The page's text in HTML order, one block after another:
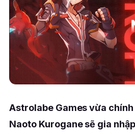
Astrolabe Games vừa
Naoto Kurogane sẽ gia